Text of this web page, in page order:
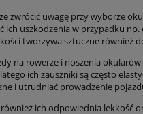
zwrócić uwagę przy wyborze
ich uszkodzenia w przypadku
tworzywa sztuczne również
na rowerze i noszenia
ich zauszniki są często
i utrudniać prowadzenie
ich odpowiednia lekkość